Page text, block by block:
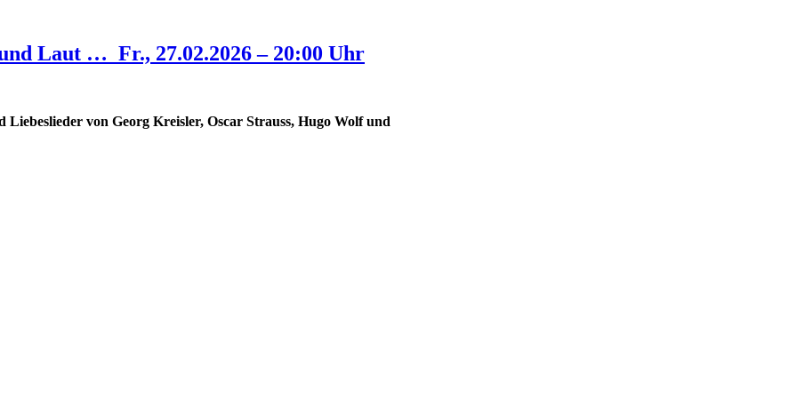
Laut … Fr., 27.02.2026 – 20:00 Uhr
Liebeslieder von Georg Kreisler, Oscar Strauss, Hugo Wolf und